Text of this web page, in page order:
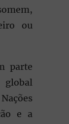
ou
parte
e a